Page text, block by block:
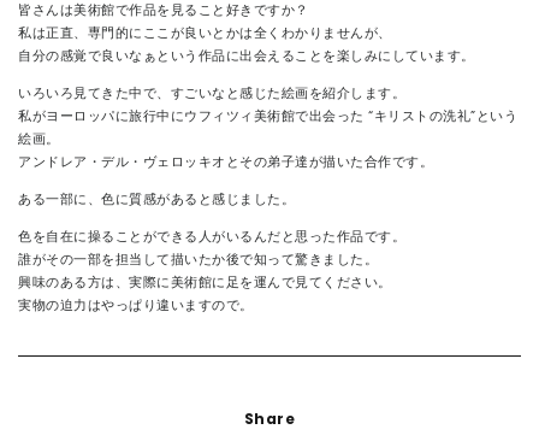
皆さんは美術館で作品を見ること好きですか？
私は正直、専門的にここが良いとかは全くわかりませんが、
自分の感覚で良いなぁという作品に出会えることを楽しみにしています。
いろいろ見てきた中で、すごいなと感じた絵画を紹介します。
私がヨーロッパに旅行中にウフィツィ美術館で出会った “キリストの洗礼”という
絵画。
アンドレア・デル・ヴェロッキオとその弟子達が描いた合作です。
ある一部に、色に質感があると感じました。
色を自在に操ることができる人がいるんだと思った作品です。
誰がその一部を担当して描いたか後で知って驚きました。
興味のある方は、実際に美術館に足を運んで見てください。
実物の迫力はやっぱり違いますので。
Share